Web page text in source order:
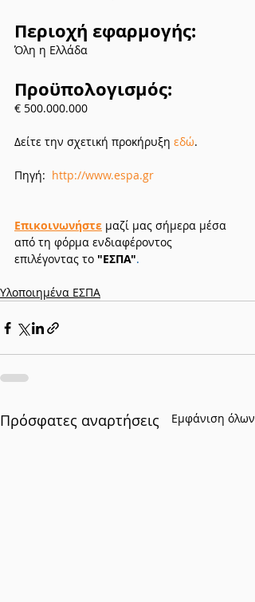
Περιοχή εφαρμογής:
Όλη η Ελλάδα
Προϋπολογισμός:
€ 500.000.000
Δείτε την σχετική προκήρυξη εδώ.
Πηγή: http://www.espa.gr
Επικοινωνήστε μαζί μας σήμερα μέσα
από τη φόρμα ενδιαφέροντος
επιλέγοντας το "ΕΣΠΑ".
Υλοποιημένα ΕΣΠΑ
Πρόσφατες αναρτήσεις Εμφάνιση όλων